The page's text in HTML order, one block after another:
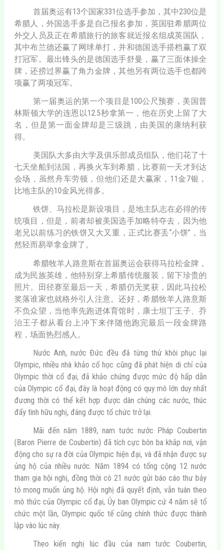
首届奥运有13个国家331位选手参加，其中230位是
希腊人，外国选手多是自己报名参加，英国驻希腊两位
外交人员及正在希腊旅行的旅客就近报名组成英国队，
其中布兰德还赢了网球单打，并和德国选手搭档赢了双
打冠军。最出锋头的是德国选手舒曼，赢了三面体操全
牌，还捞过界赢了角力金牌，其他另有两位选手也都跨
项赢了两项冠军。
第一届奥运的第一个项目是100公尺预赛，美国普
林斯顿大学的连恩以12.5秒拿第一，他在历史上留了大
名，但是第一面金牌却是三级跳，由美国的康纳利获
得。
美国队大多由大学及俱乐部成员组队，他们花了十
七天坐船到法国，再换火车到希腊，比赛前一天才到达
会场，虽然舟车劳顿，但他们还是大赢家，11金7银，
比地主队的10金风光得多。
铁饼、马拉松是新设项目，是地主队志在必得的传
统项目，但是，前者却被美国选手加略特夺去，因为他
老兄以前练习的铁饼又大又重，正式比赛丢“小饼”，当
然轻而易举拿金牌了。
希腊牧羊人路意斯在首届奥运会获得马拉松金牌，
成为民族英雄，他特别穿上希腊传统服装，留下珍贵的
照片。田径赛至最后一天，希腊仍无奖获，因此马拉松
奖落谁家也就格外引人注意。还好，希腊牧羊人路意斯
不负众望，当他率先跑进体育馆时，康士坦丁王子、乔
治王子都从看台上冲下来伴随他跑完最后一段金牌路
程，场面热烈感人。
Nước Anh, nước Đức đều đã từng thử khôi phục lại
Olympic, nhiều nhà khảo cổ học cũng đã phát hiện di chỉ của
Olympic thời cổ đại, đã khảo chứng được mức độ hấp dẫn
của Olympic cổ đại, đây là hoạt động có quy mô lớn duy nhất
đương thời có thể kết hợp được dân chúng các nước, thúc
đẩy tình hữu nghị, đáng được tổ chức trở lại.
Mãi đến năm 1889, nam tước nước Pháp Coubertin
(Baron Pierre de Coubertin) đã tích cực bôn ba khắp nơi, vận
động cho sự ra đời của Olympic hiện đại, và đã nhận được sự
ủng hộ của nhiều nước. Năm 1894 có tổng cộng 12 nước
tham gia hội nghị, đồng thời có 21 nước gửi báo cáo thư bảy
tỏ mong muốn ủng hộ. Hội nghị đã quyết định, vẫn tuân theo
mô thức của Olympic cổ đại, Ủy ban Olympic cứ 4 năm sẽ tổ
chức một lần, Olympic quốc tế cũng chính thức được thành
lập vào lúc này.
Theo kiến nghị lúc đầu của nam tước Coubertin,